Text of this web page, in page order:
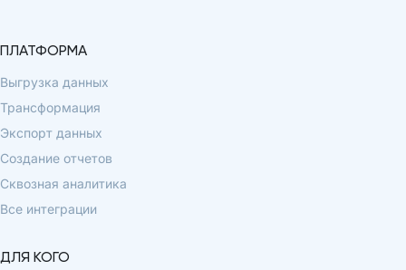
ПЛАТФОРМА
Выгрузка данных
Трансформация
Экспорт данных
Создание отчетов
Сквозная аналитика
Все интеграции
ДЛЯ КОГО